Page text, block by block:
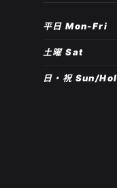
平日 Mon-Fri
土曜 Sat
日・祝 Sun/Hol